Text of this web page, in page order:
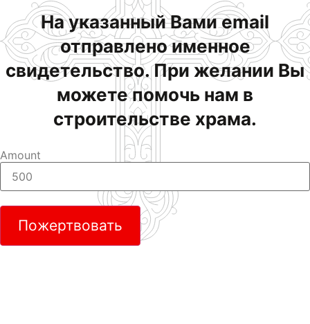
На указанный Вами email
отправлено именное
свидетельство. При желании Вы
можете помочь нам в
строительстве храма.
Amount
Пожертвовать